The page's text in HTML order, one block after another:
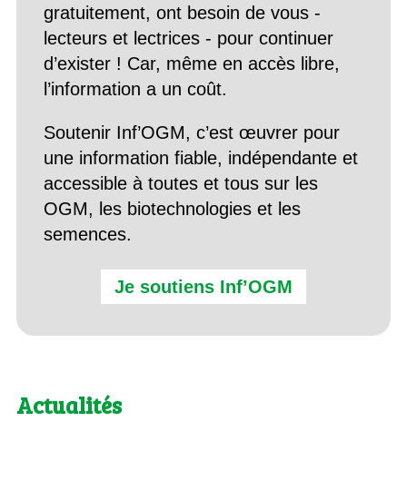
gratuitement, ont besoin de vous -
lecteurs et lectrices - pour continuer
d’exister ! Car, même en accès libre,
l’information a un coût.
Soutenir Inf’OGM, c’est œuvrer pour
une information fiable, indépendante et
accessible à toutes et tous sur les
OGM, les biotechnologies et les
semences.
Je soutiens Inf’OGM
Actualités